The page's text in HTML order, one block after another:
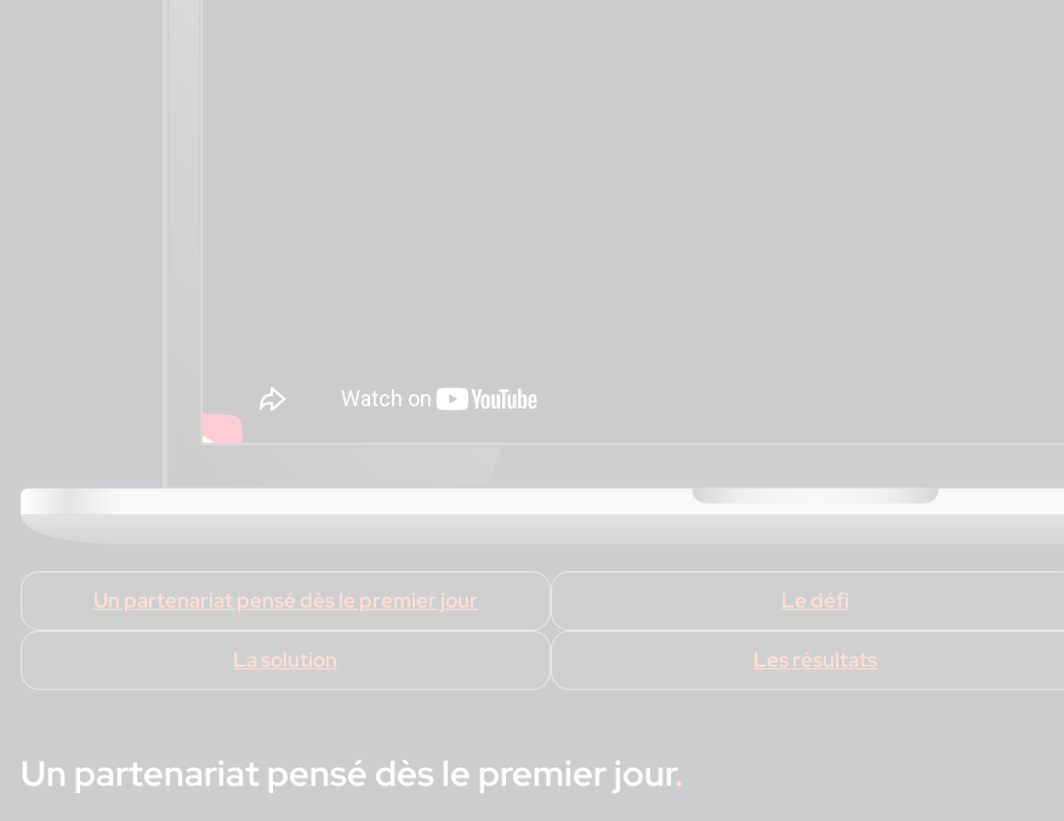
Un partenariat pensé dès le premier jour Le défi
La solution Les résultats
Un partenariat pensé dès le premier jour.